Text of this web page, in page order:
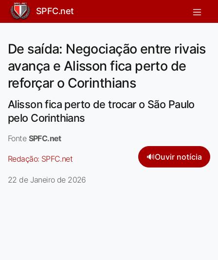
SPFC.net
De saída: Negociação entre rivais
avança e Alisson fica perto de
reforçar o Corinthians
Alisson fica perto de trocar o São Paulo
pelo Corinthians
Fonte SPFC.net
Redação: SPFC.net 🔊Ouvir notícia
22 de Janeiro de 2026